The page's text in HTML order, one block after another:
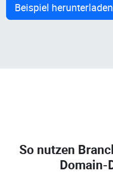
Beispiel herunterladen
So nutzen
Domain-